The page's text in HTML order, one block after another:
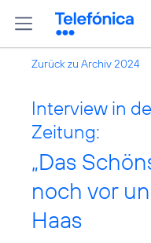
Zurück zu Archiv 2024
Interview in
Zeitung:
„Das
noch vor
Haas